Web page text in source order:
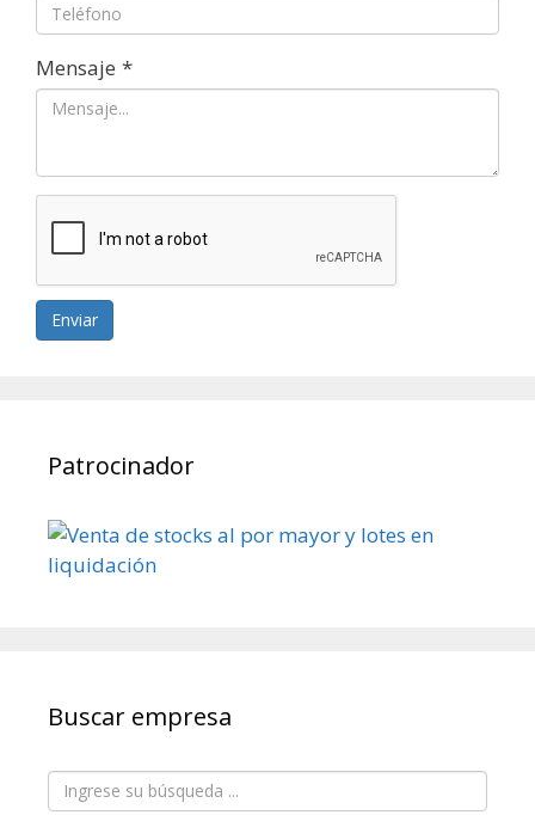
Mensaje *
Enviar
Patrocinador
Buscar empresa